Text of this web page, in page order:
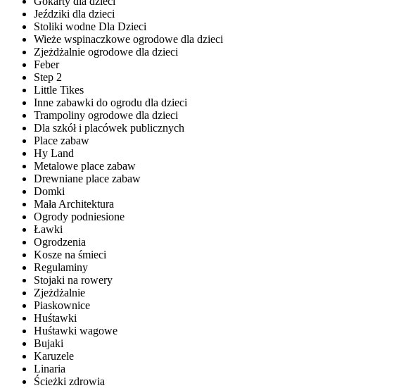
Jeździki dla dzieci
Stoliki wodne Dla Dzieci
Wieże wspinaczkowe ogrodowe dla dzieci
Zjeżdżalnie ogrodowe dla dzieci
Feber
Step 2
Little Tikes
Inne zabawki do ogrodu dla dzieci
Trampoliny ogrodowe dla dzieci
Dla szkół i placówek publicznych
Place zabaw
Hy Land
Metalowe place zabaw
Drewniane place zabaw
Domki
Mała Architektura
Ogrody podniesione
Ławki
Ogrodzenia
Kosze na śmieci
Regulaminy
Stojaki na rowery
Zjeżdżalnie
Piaskownice
Huśtawki
Huśtawki wagowe
Bujaki
Karuzele
Linaria
Ścieżki zdrowia